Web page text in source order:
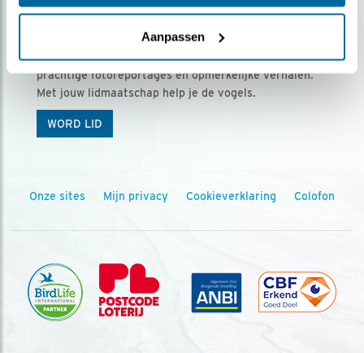
Aanpassen
Ontvang 5 x Vogels voor € 36,00 per jaar
Vogels is het tijdschrift voor onze leden, met
prachtige fotoreportages en opmerkelijke verhalen.
Met jouw lidmaatschap help je de vogels.
WORD LID
Onze sites Mijn privacy Cookieverklaring Colofon